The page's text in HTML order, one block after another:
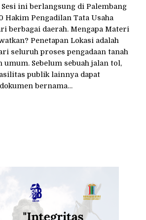
Sesi ini berlangsung di Palembang
Hakim Pengadilan Tata Usaha
berbagai daerah. Mengapa Materi
Penetapan Lokasi adalah
seluruh proses pengadaan tanah
Sebelum sebuah jalan tol,
publik lainnya dapat
bernama…